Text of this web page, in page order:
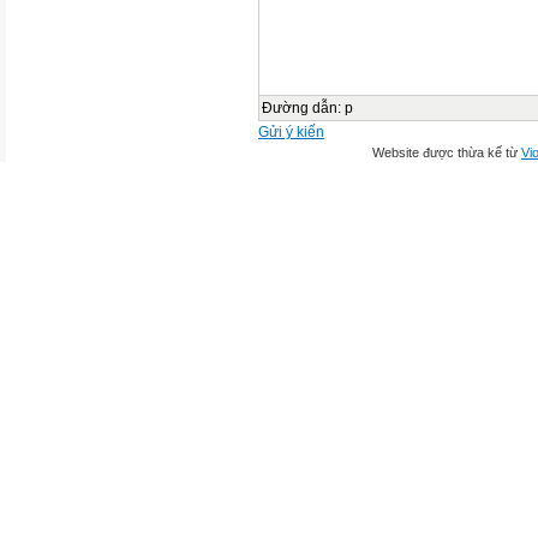
Đường dẫn: p
Gửi ý kiến
Website được thừa kế từ